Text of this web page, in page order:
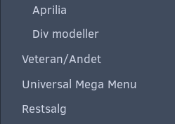
Aprilia
Div modeller
Veteran/Andet
Universal Mega Menu
Restsalg